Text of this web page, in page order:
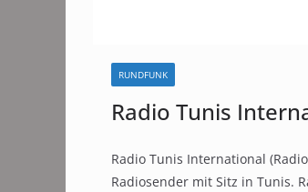
RUNDFUNK
Radio Tunis
Radio Tunis International
Radiosender mit Sitz in Tunis.